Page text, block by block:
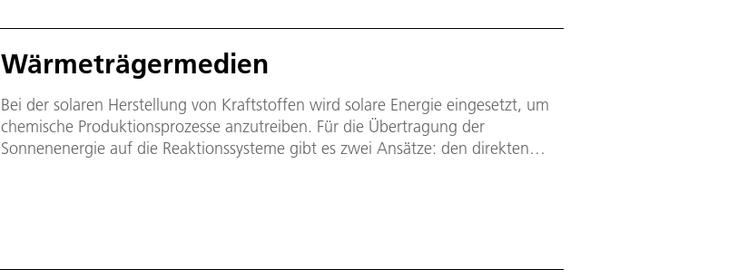
Wärmeträgermedien
Bei der solaren Herstellung von Kraftstoffen wird solare Energie eingesetzt, um
chemische Produktionsprozesse anzutreiben. Für die Übertragung der
Sonnenenergie auf die Reaktionssysteme gibt es zwei Ansätze: den direkten